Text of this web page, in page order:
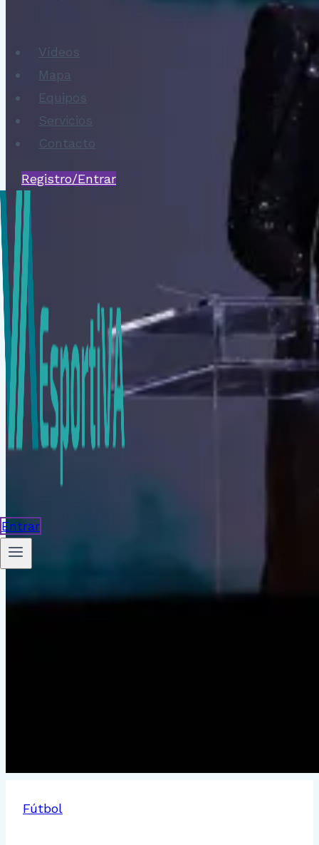
Vídeos
Mapa
Equipos
Servicios
Contacto
Registro/Entrar
Entrar
Fútbol